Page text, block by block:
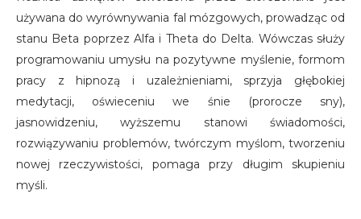
używana do wyrównywania fal mózgowych, prowadząc od
stanu Beta poprzez Alfa i Theta do Delta. Wówczas służy
programowaniu umysłu na pozytywne myślenie, formom
pracy z hipnozą i uzależnieniami, sprzyja głębokiej
medytacji, oświeceniu we śnie (prorocze sny),
jasnowidzeniu, wyższemu stanowi świadomości,
rozwiązywaniu problemów, twórczym myślom, tworzeniu
nowej rzeczywistości, pomaga przy długim skupieniu
myśli.